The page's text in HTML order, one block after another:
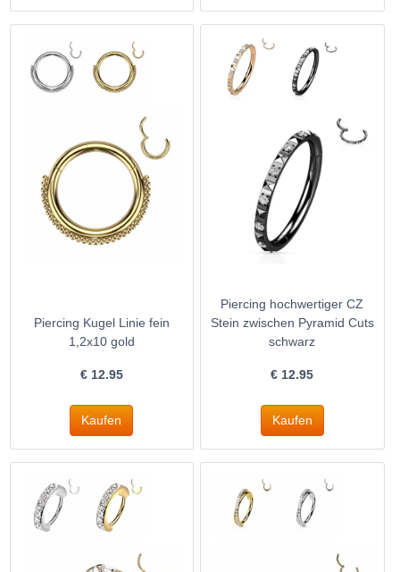
Piercing Kugel Linie fein
1,2x10 gold
€ 12.95
Piercing hochwertiger CZ
Stein zwischen Pyramid Cuts
schwarz
€ 12.95